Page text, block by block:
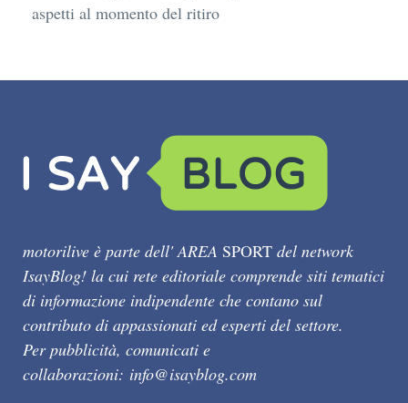
aspetti al momento del ritiro
motorilive è parte dell' AREA SPORT del network
IsayBlog! la cui rete editoriale comprende siti tematici
di informazione indipendente che contano sul
contributo di appassionati ed esperti del settore.
Per pubblicità, comunicati e
collaborazioni: info@isayblog.com